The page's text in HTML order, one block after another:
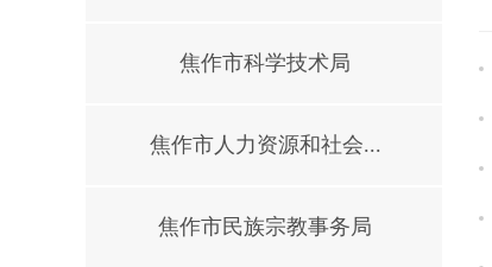
焦作市科学技术局
焦作市人力资源和社会...
焦作市民族宗教事务局